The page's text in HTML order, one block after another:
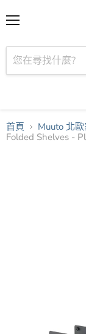
首頁
Muuto 北
Folded Shelves -